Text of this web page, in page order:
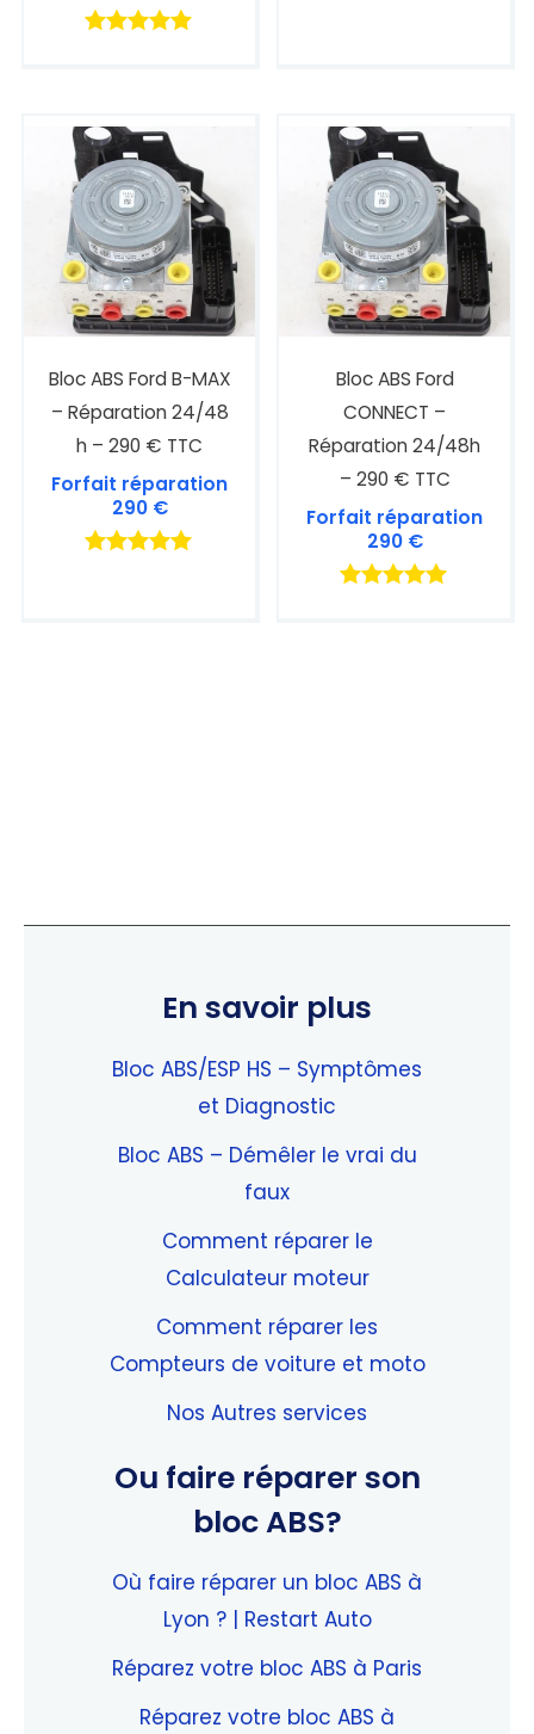
Bloc ABS Ford B-MAX
– Réparation 24/48
h – 290 € TTC
Forfait réparation
290 €
Bloc ABS Ford
CONNECT –
Réparation 24/48h
– 290 € TTC
Forfait réparation
290 €
En savoir plus
Bloc ABS/ESP HS – Symptômes
et Diagnostic
Bloc ABS – Démêler le vrai du
faux
Comment réparer le
Calculateur moteur
Comment réparer les
Compteurs de voiture et moto
Nos Autres services
Ou faire réparer son
bloc ABS?
Où faire réparer un bloc ABS à
Lyon ? | Restart Auto
Réparez votre bloc ABS à Paris
Réparez votre bloc ABS à